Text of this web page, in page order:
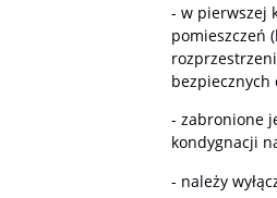
- w pierwszej
pomieszczeń
- zabronione
kondygnacji
- należy